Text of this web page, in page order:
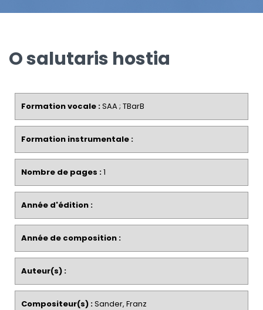
O salutaris hostia
Formation vocale :SAA ; TBarB
Formation instrumentale :
Nombre de pages :1
Année d'édition :
Année de composition :
Auteur(s) :
Compositeur(s) :Sander, Franz